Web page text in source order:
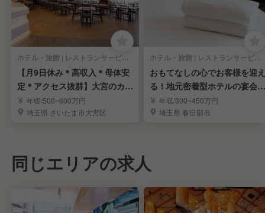
ホテル・旅館 | レストランサービス・ホールスタッフ
【月9日休み＊高収入＊母体安
定＊アクセス抜群】大宮のカフ
ェダイニング新店
年収/500~600万円
埼玉県 さいたま市大宮区
ホテル・旅館 | レストランサービス・ホールスタッフ
おもてなしの心でお客様を迎え
る！地元密着型ホテルの宴会サ
ービススタッフ募集
年収/300~450万円
埼玉県 春日部市
同じエリアの求人